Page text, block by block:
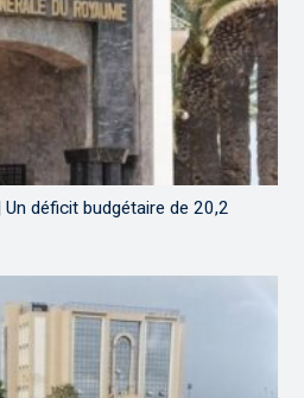
déficit budgétaire de 20,2